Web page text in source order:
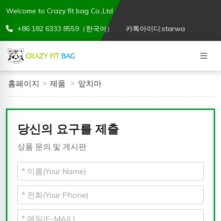
Welcome to Crazy fit bag Co.,Ltd
+86 182 6333 8559（한국어）
카톡아이디:starwa
홈페이지 제품 앞치마
당신의 요구를 제출
상품 문의 및 게시판